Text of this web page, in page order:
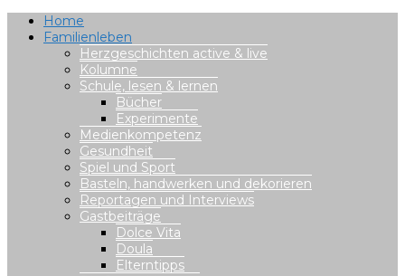
Home
Familienleben
Herzgeschichten active & live
Kolumne
Schule, lesen & lernen
Bücher
Experimente
Medienkompetenz
Gesundheit
Spiel und Sport
Basteln, handwerken und dekorieren
Reportagen und Interviews
Gastbeiträge
Dolce Vita
Doula
Elterntipps